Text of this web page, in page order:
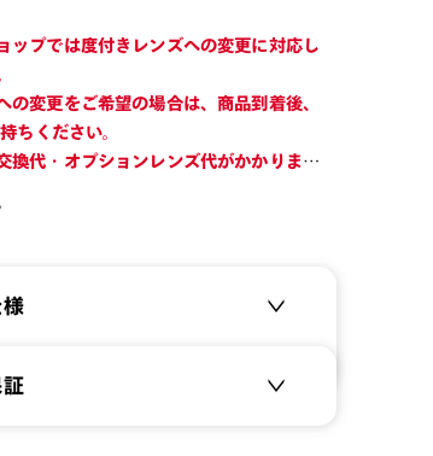
ップでは度付きレンズへの変更に対応し
の変更をご希望の場合は、商品到着後、
ちください。
換代・オプションレンズ代がかかります
ムで気軽にかけられる一本。
]